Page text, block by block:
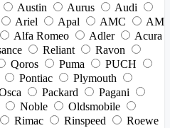
Austin Aurus
Audi
Ariel Apal AMC
AM
Alfa Romeo Adler
Acura
Reliant
Ravon
Qoros Puma
PUCH
Pontiac
Plymouth
Packard
Pagani
Noble
Oldsmobile
Rimac Rinspeed
Roewe